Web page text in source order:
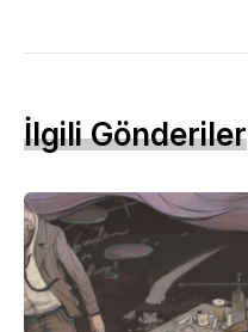
İlgili Gönderiler